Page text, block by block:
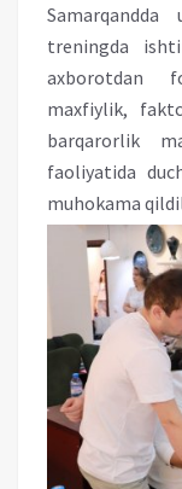
treningda
axborotdan
maxfiylik,
barqarorlik
faoliyatida
muhokama